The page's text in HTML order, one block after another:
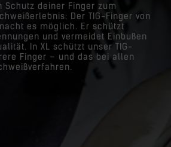
Schutz deiner Finger zum
Der TIG-Finger von
es möglich. Er schützt
und vermeidet Einbußen
In XL schützt unser TIG-
Finger – und das bei allen